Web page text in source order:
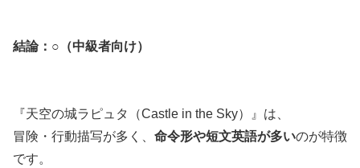
結論：○（中級者向け）
『天空の城ラピュタ（Castle in the Sky）』は、
冒険・行動描写が多く、 命令形や短文英語が多いのが特徴
です。